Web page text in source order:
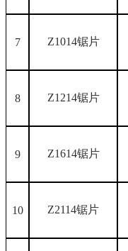
7 Z1014锯片
8 Z1214锯片
9 Z1614锯片
10 Z2114锯片